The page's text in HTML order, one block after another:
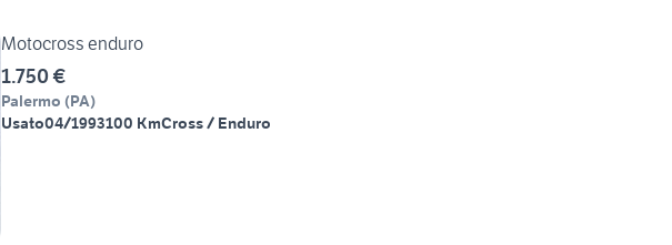
Motocross enduro
1.750 €
Palermo (PA)
Usato04/1993100 KmCross / Enduro